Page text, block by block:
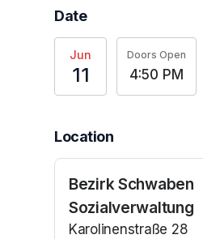
Date
Jun
11
Doors Open
4:50 PM
Location
Bezirk Schwaben
Sozialverwaltung
Karolinenstraße 28